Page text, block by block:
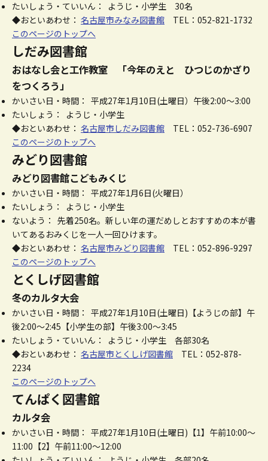
たいしょう・ていいん： ようじ・小学生 30名
◆おといあわせ： 名古屋市みなみ図書館 TEL：052-821-1732
このページのトップへ
しだみ図書館
おはなし会と工作教室 「今年のえと ひつじのかざり
をつくろう」
かいさい日・時間： 平成27年1月10日(土曜日）午後2:00～3:00
たいしょう： ようじ・小学生
◆おといあわせ： 名古屋市しだみ図書館 TEL：052-736-6907
このページのトップへ
みどり図書館
みどり図書館こどもみくじ
かいさい日・時間： 平成27年1月6日(火曜日）
たいしょう： ようじ・小学生
ないよう： 先着250名。新しい年の運だめしとおすすめの本が書
いてあるおみくじを一人一回ひけます。
◆おといあわせ： 名古屋市みどり図書館 TEL：052-896-9297
このページのトップへ
とくしげ図書館
冬のカルタ大会
かいさい日・時間： 平成27年1月10日(土曜日)【ようじの部】午
後2:00～2:45【小学生の部】午後3:00～3:45
たいしょう・ていいん： ようじ・小学生 各部30名
◆おといあわせ： 名古屋市とくしげ図書館 TEL：052-878-
2234
このページのトップへ
てんぱく図書館
カルタ会
かいさい日・時間： 平成27年1月10日(土曜日)【1】午前10:00～
11:00【2】午前11:00～12:00